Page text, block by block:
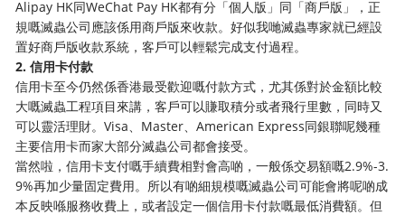
Alipay HK同WeChat Pay HK都有分「個人版」同「商戶版」，正
規嘅滅蟲公司應該係用商戶版來收款。好似我哋滅蟲專家就已經設
置好商戶版收款系統，客戶可以輕鬆完成支付過程。
2. 信用卡付款
信用卡至今仍然係香港最受歡迎嘅付款方式，尤其係對於金額比較
大嘅滅蟲工程項目來講，客戶可以賺取積分或者飛行里數，同時又
可以靈活理財。Visa、Master、American Express同銀聯呢幾種
主要信用卡而家大部分滅蟲公司都會接受。
當然啦，信用卡支付嘅手續費相對會高啲，一般係交易額嘅2.9%-3.
9%再加少量固定費用。所以有啲細規模嘅滅蟲公司可能會將呢啲成
本反映喺服務收費上，或者設定一個信用卡付款嘅最低消費額。但